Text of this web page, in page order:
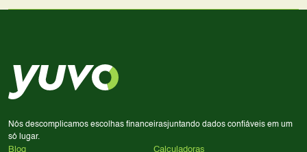
processador e bateria são essenciais. Use nossos filtros
para encontrar o celular ideal.
Nós descomplicamos escolhas financeirasjuntando dados confiáveis em um
só lugar.
Blog Calculadoras